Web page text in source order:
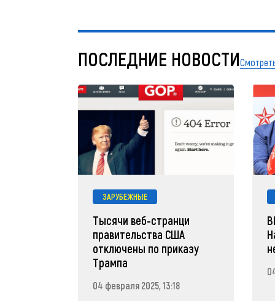
ПОСЛЕДНИЕ НОВОСТИ
ЗАРУБЕЖНЫЕ
Тысячи веб-странци
правительства США
отключены по приказу
Трампа
04 февраля 2025, 13:18